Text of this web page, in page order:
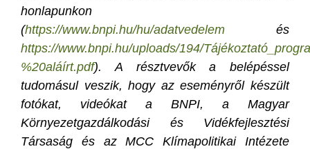
honlapunkon
(https://www.bnpi.hu/hu/adatvedelem és
https://www.bnpi.hu/uploads/194/
%20aláírt.pdf). A résztvevők a belépéssel
tudomásul veszik, hogy az eseményről készült
fotókat, videókat a BNPI, a Magyar
Környezetgazdálkodási és Vidékfejlesztési
Társaság és az MCC Klímapolitikai Intézete